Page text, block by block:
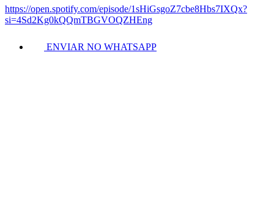
https://open.spotify.com/episode/1sHiGsgoZ7cbe8Hbs7IXQx?
si=4Sd2Kg0kQQmTBGVOQZHEng
ENVIAR NO WHATSAPP